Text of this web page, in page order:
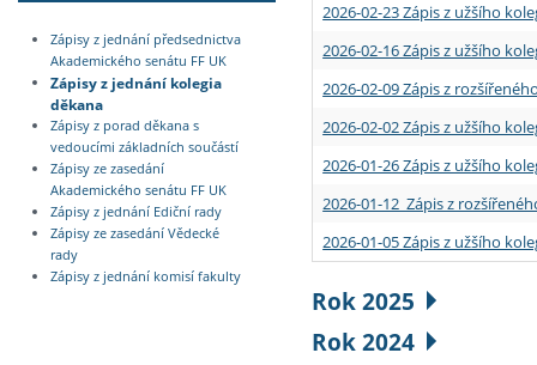
Zápisy z jednání předsednictva
Akademického senátu FF UK
Zápisy z jednání kolegia
děkana
Zápisy z porad děkana s
vedoucími základních součástí
Zápisy ze zasedání
Akademického senátu FF UK
Zápisy z jednání Ediční rady
Zápisy ze zasedání Vědecké
rady
Zápisy z jednání komisí fakulty
2026-02-23 Zápis z užšího
2026-02-16 Zápis z užšího
2026-02-09 Zápis z
2026-02-02 Zápis z užšího
2026-01-26 Zápis z užšího
2026-01-12 Zápis z
2026-01-05 Zápis z užšího
Rok 2025
Rok 2024